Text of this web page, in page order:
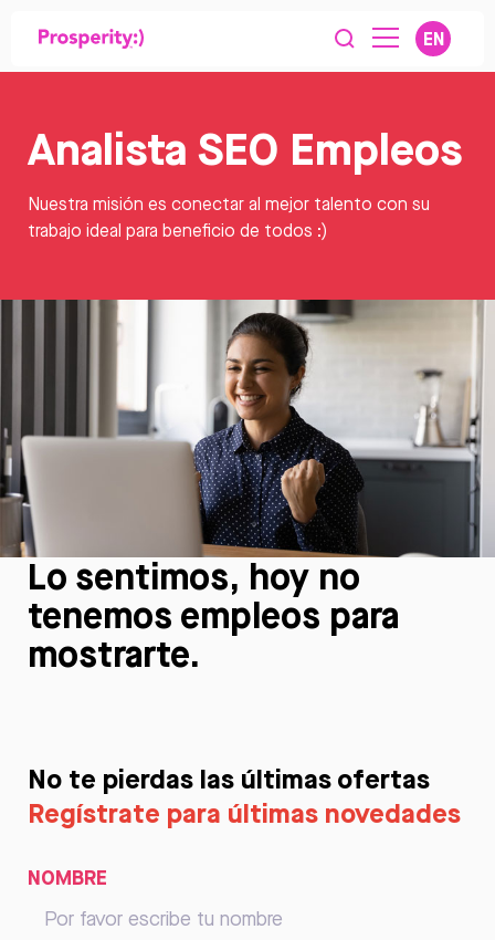
EN
Analista SEO Empleos
Nuestra misión es conectar al mejor talento con su
trabajo ideal para beneficio de todos :)
Lo sentimos, hoy no
tenemos empleos para
mostrarte.
No te pierdas las últimas ofertas
Regístrate para últimas novedades
NOMBRE